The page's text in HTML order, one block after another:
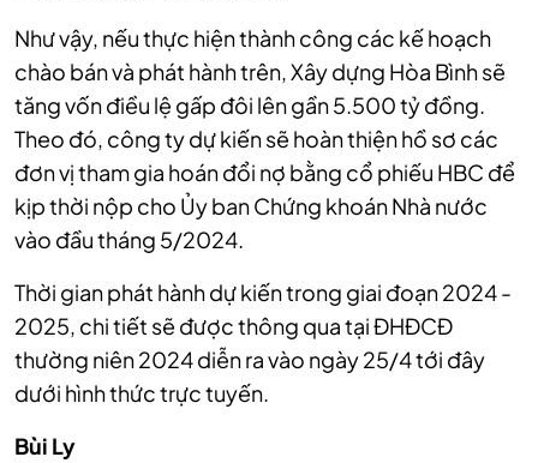
Như vậy, nếu thực hiện thành công các kế hoạch
chào bán và phát hành trên, Xây dựng Hòa Bình sẽ
tăng vốn điều lệ gấp đôi lên gần 5.500 tỷ đồng.
Theo đó, công ty dự kiến sẽ hoàn thiện hồ sơ các
đơn vị tham gia hoán đổi nợ bằng cổ phiếu HBC để
kịp thời nộp cho Ủy ban Chứng khoán Nhà nước
vào đầu tháng 5/2024.
Thời gian phát hành dự kiến trong giai đoạn 2024 -
2025, chi tiết sẽ được thông qua tại ĐHĐCĐ
thường niên 2024 diễn ra vào ngày 25/4 tới đây
dưới hình thức trực tuyến.
Bùi Ly